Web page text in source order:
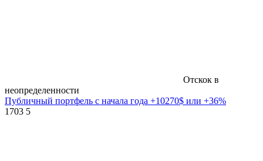
Отскок в
неопределенности
Публичный портфель с начала года +10270$ или +36%
1703 5